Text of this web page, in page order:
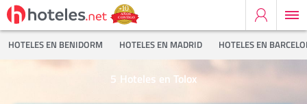
HOTELES EN BENIDORM HOTELES EN MADRID HOTELES EN
Hoteles en Tolox
5